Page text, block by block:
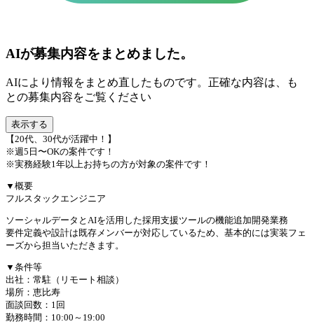
AIが募集内容をまとめました。
AIにより情報をまとめ直したものです。正確な内容は、も
との募集内容をご覧ください
表示する
【20代、30代が活躍中！】
※週5日〜OKの案件です！
※実務経験1年以上お持ちの方が対象の案件です！
▼概要
フルスタックエンジニア
ソーシャルデータとAIを活用した採用支援ツールの機能追加開発業務
要件定義や設計は既存メンバーが対応しているため、基本的には実装フェ
ーズから担当いただきます。
▼条件等
出社：常駐（リモート相談）
場所：恵比寿
面談回数：1回
勤務時間：10:00～19:00